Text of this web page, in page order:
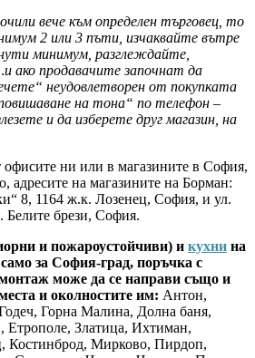
вече към определен търговец, то
2 или 3 пъти, изчаквайте вътре
минимум, разглеждайте,
ако продавачите започнат да
неудовлетворен от покупката
на тона“ по телефон –
и да изберете друг магазин, на
офисите ни или в магазините в София,
адресите на магазините на Борман:
8, 1164 ж.к. Лозенец, София, и ул.
брези, София.
и пожароустойчиви) и кухни на
за София-град, поръчка с
може да се направи също и
и околностите им: Антон,
Горна Малина, Долна баня,
Златица, Ихтиман,
Костинброд, Мирково, Пирдоп,